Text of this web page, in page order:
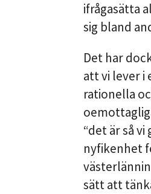
ifrågasätta
sig bland
Det har
att vi lever i
rationella
“det är så
nyfikenhet
sätt att